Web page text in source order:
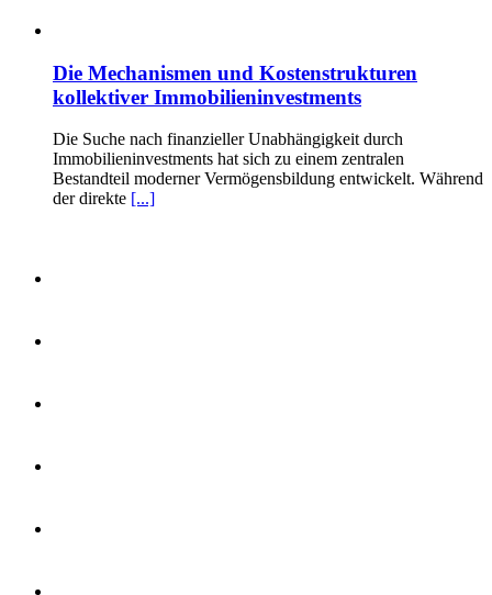
Die Mechanismen und Kostenstrukturen
kollektiver Immobilieninvestments
Die Suche nach finanzieller Unabhängigkeit durch
Immobilieninvestments hat sich zu einem zentralen
Bestandteil moderner Vermögensbildung entwickelt. Während
der direkte [...]